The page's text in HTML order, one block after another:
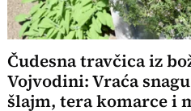
Čudesna travčica iz
Vojvodini: Vraća
šlajm, tera komarce i